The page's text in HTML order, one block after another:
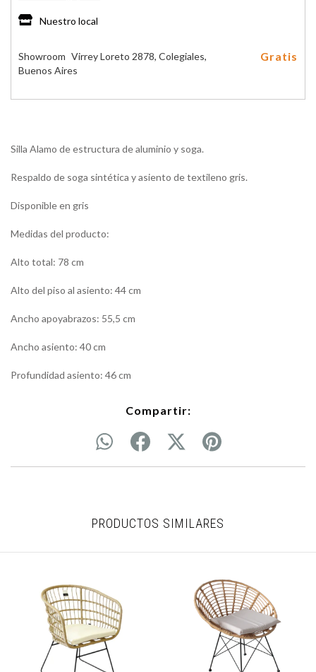
Nuestro local
Showroom Virrey Loreto 2878, Colegiales,
Buenos Aires
Gratis
Silla Alamo de estructura de aluminio y soga.
Respaldo de soga sintética y asiento de textileno gris.
Disponible en gris
Medidas del producto:
Alto total: 78 cm
Alto del piso al asiento: 44 cm
Ancho apoyabrazos: 55,5 cm
Ancho asiento: 40 cm
Profundidad asiento: 46 cm
Compartir:
PRODUCTOS SIMILARES